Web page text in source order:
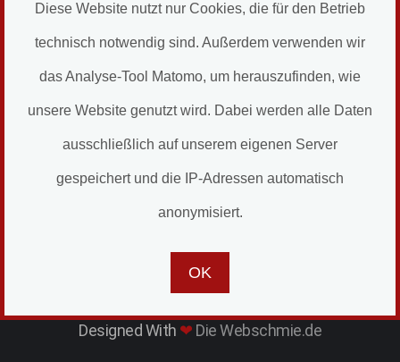
Diese Website nutzt nur Cookies, die für den Betrieb
technisch notwendig sind. Außerdem verwenden wir
das Analyse-Tool Matomo, um herauszufinden, wie
unsere Website genutzt wird. Dabei werden alle Daten
ausschließlich auf unserem eigenen Server
gespeichert und die IP-Adressen automatisch
anonymisiert.
OK
SOCIAL
HIER ONLINE BUCHEN
Designed With ❤ Die Webschmie.de